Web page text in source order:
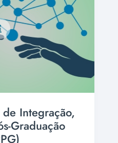
Integração,
Graduação